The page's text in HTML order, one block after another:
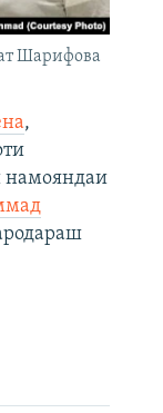
Шарифова
,
намояндаи